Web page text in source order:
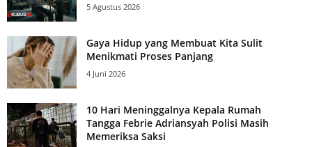
5 Agustus 2026
Gaya Hidup yang Membuat Kita Sulit
Menikmati Proses Panjang
4 Juni 2026
10 Hari Meninggalnya Kepala Rumah
Tangga Febrie Adriansyah Polisi Masih
Memeriksa Saksi